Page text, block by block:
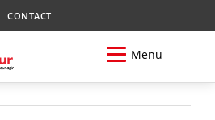
CONTACT
Menu